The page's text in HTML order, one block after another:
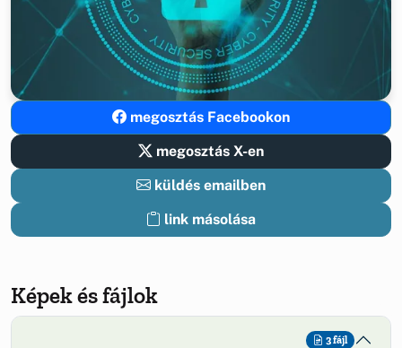
megosztás Facebookon
megosztás X-en
küldés emailben
link másolása
Képek és fájlok
3 fájl